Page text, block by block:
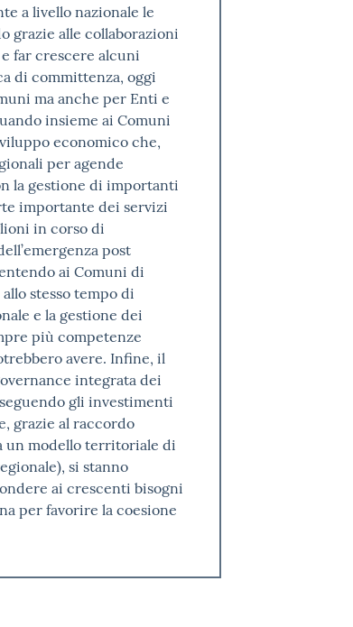
a livello nazionale le
grazie alle collaborazioni
far crescere alcuni
di committenza, oggi
ma anche per Enti e
insieme ai Comuni
economico che,
per agende
la gestione di importanti
importante dei servizi
in corso di
post
ai Comuni di
stesso tempo di
e la gestione dei
più competenze
avere. Infine, il
integrata dei
gli investimenti
grazie al raccordo
un modello territoriale di
si stanno
ai crescenti bisogni
per favorire la coesione